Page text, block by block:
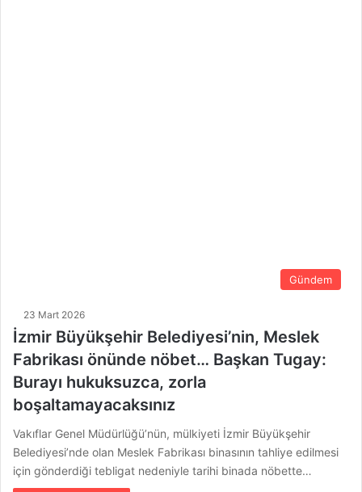
Gündem
23 Mart 2026
İzmir Büyükşehir Belediyesi’nin, Meslek
Fabrikası önünde nöbet… Başkan Tugay:
Burayı hukuksuzca, zorla
boşaltamayacaksınız
Vakıflar Genel Müdürlüğü’nün, mülkiyeti İzmir Büyükşehir
Belediyesi’nde olan Meslek Fabrikası binasının tahliye edilmesi
için gönderdiği tebligat nedeniyle tarihi binada nöbette…